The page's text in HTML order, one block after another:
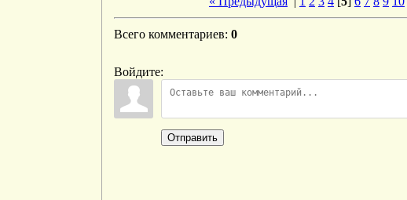
Всего комментариев: 0
Войдите:
Отправить